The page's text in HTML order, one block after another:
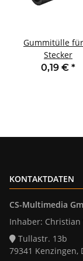
Gummitülle
Stecker
0,19 € *
KONTAKTDATEN
CS-Multimedia
Inhaber: Christian
Tullastr. 13b
79341 Kenzingen,